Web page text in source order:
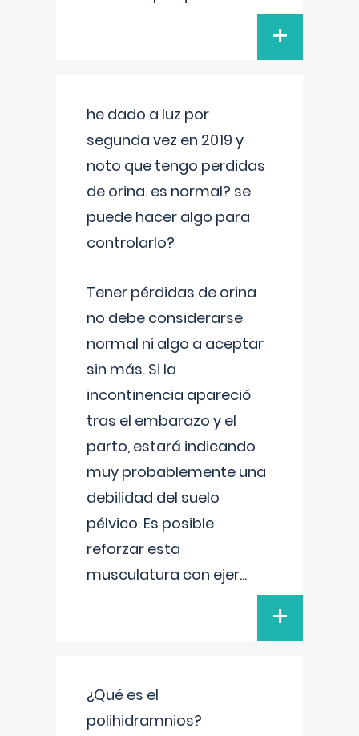
+
he dado a luz por
segunda vez en 2019 y
noto que tengo perdidas
de orina. es normal? se
puede hacer algo para
controlarlo?
Tener pérdidas de orina
no debe considerarse
normal ni algo a aceptar
sin más. Si la
incontinencia apareció
tras el embarazo y el
parto, estará indicando
muy probablemente una
debilidad del suelo
pélvico. Es posible
reforzar esta
musculatura con ejer...
+
¿Qué es el
polihidramnios?